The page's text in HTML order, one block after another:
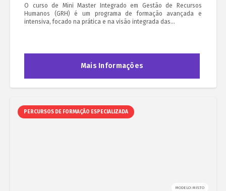
O curso de Mini Master Integrado em Gestão de Recursos
Humanos (GRH) é um programa de formação avançada e
intensiva, focado na prática e na visão integrada das…
Mais Informações
PERCURSOS DE FORMAÇÃO ESPECIALIZADA
MODELO: MISTO